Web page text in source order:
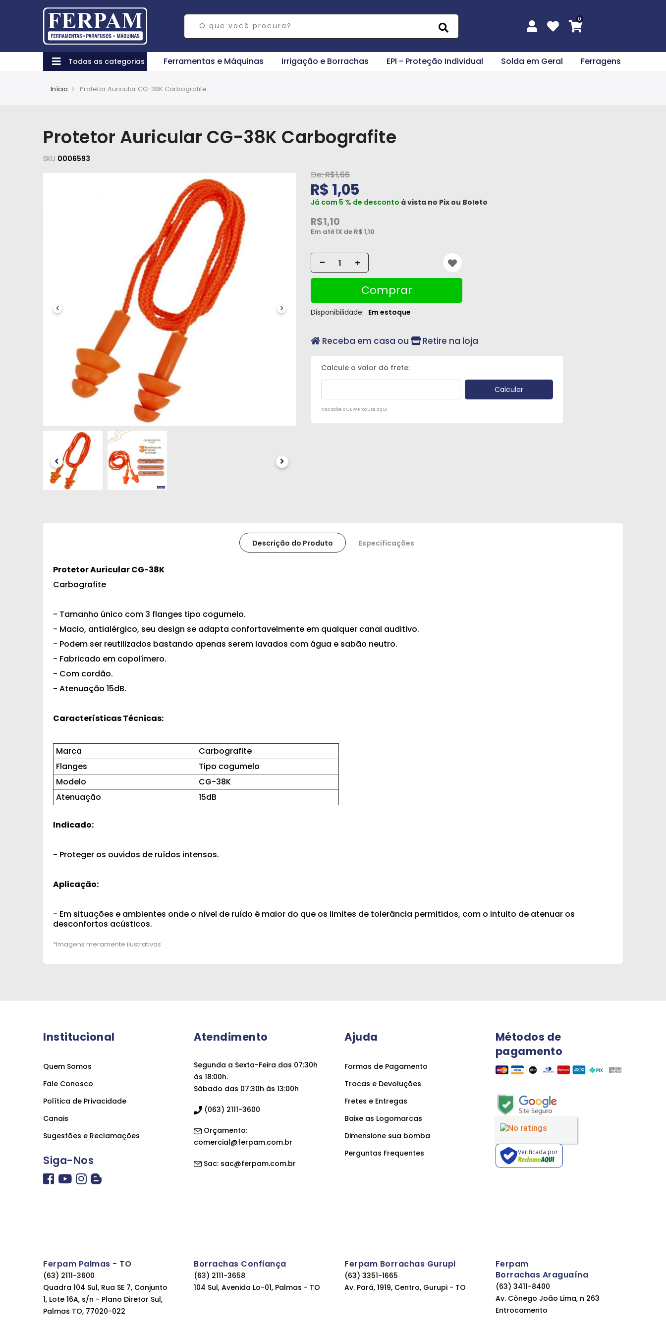
Todas as categorias Ferramentas e Máquinas Irrigação e Borrachas EPI - Proteção Individual Solda em Geral Ferragens
Início Protetor Auricular CG-38K Carbografite
Protetor Auricular CG-38K Carbografite
SKU 0006593
R$1,66
R$ 1,05
Já com 5 % de desconto à vista no Pix ou Boleto
R$1,10
Em até1X de R$1,10
- +
Comprar
Disponibilidade: Em estoque
Receba em casa ou Retire na loja
Não sabe o CEP? Procure aqui
Descrição do Produto Especificações
Protetor Auricular CG-38K
Carbografite
- Tamanho único com 3 flanges tipo cogumelo.
- Macio, antialérgico, seu design se adapta confortavelmente em qualquer canal auditivo.
- Podem ser reutilizados bastando apenas serem lavados com água e sabão neutro.
- Fabricado em copolímero.
- Com cordão.
- Atenuação 15dB.
Características Técnicas:
Marca
Carbografite
Flanges
Tipo cogumelo
Modelo
CG-38K
Atenuação
15dB
Indicado:
- Proteger os ouvidos de ruídos intensos.
Aplicação:
- Em situações e ambientes onde o nível de ruído é maior do que os limites de tolerância permitidos, com o intuito de atenuar os
desconfortos acústicos.
Institucional
Quem Somos
Fale Conosco
Política de Privacidade
Canais
Sugestões e Reclamações
Siga-Nos
Atendimento
Segunda a Sexta-Feira das 07:30h
às 18:00h.
Sábado das 07:30h às 13:00h
(063) 2111-3600
Orçamento:
comercial@ferpam.com.br
Sac: sac@ferpam.com.br
Ajuda
Formas de Pagamento
Trocas e Devoluções
Fretes e Entregas
Baixe as Logomarcas
Dimensione sua bomba
Perguntas Frequentes
Métodos de
pagamento
Verificada por
Ferpam Palmas - TO
(63) 2111-3600
Quadra 104 Sul, Rua SE 7, Conjunto
1, Lote 16A, s/n - Plano Diretor Sul,
Palmas TO, 77020-022
Borrachas Confiança
(63) 2111-3658
104 Sul, Avenida Lo-01, Palmas - TO
Ferpam Borrachas Gurupi
(63) 3351-1665
Av. Pará, 1919, Centro, Gurupi - TO
Ferpam
Borrachas Araguaína
(63) 3411-8400
Av. Cônego João Lima, n 263
Entrocamento